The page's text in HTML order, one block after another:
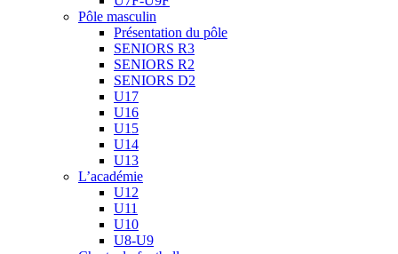
Pôle masculin
Présentation du pôle
SENIORS R3
SENIORS R2
SENIORS D2
U17
U16
U15
U14
U13
L’académie
U12
U11
U10
U8-U9